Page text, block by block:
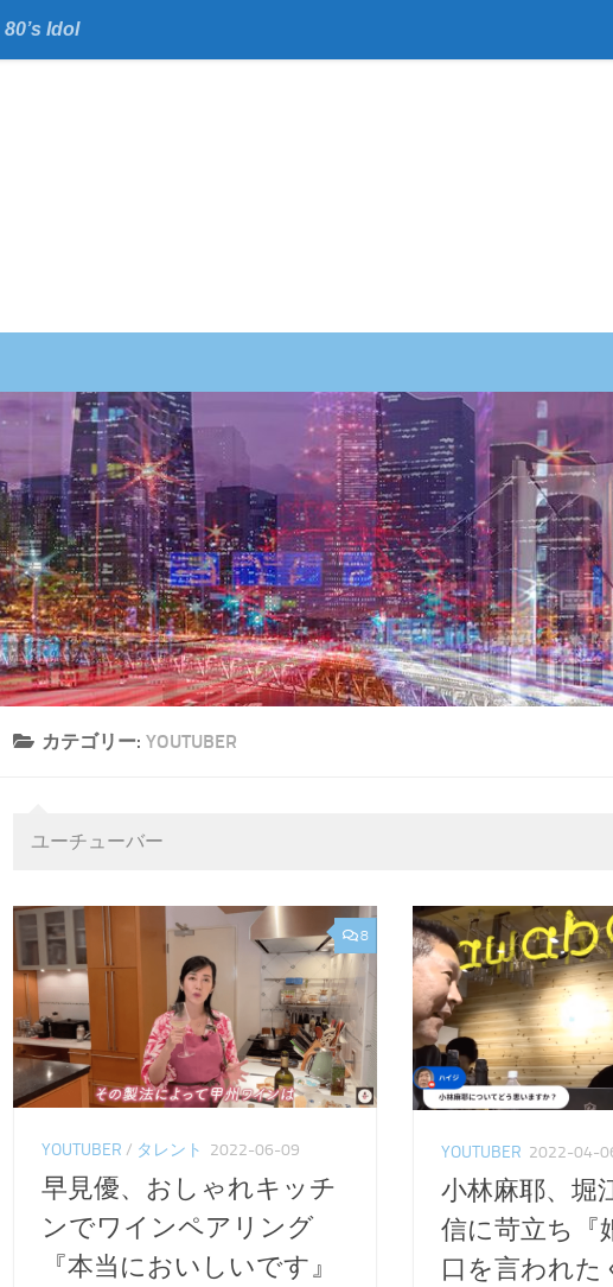
80’s Idol
カテゴリー: YOUTUBER
ユーチューバー
8
YOUTUBER / タレント 2022-06-09
早見優、おしゃれキッチ
ンでワインペアリング
『本当においしいです』
YOUTUBER 2022-04-
小林麻耶、堀
信に苛立ち『
口を言われた